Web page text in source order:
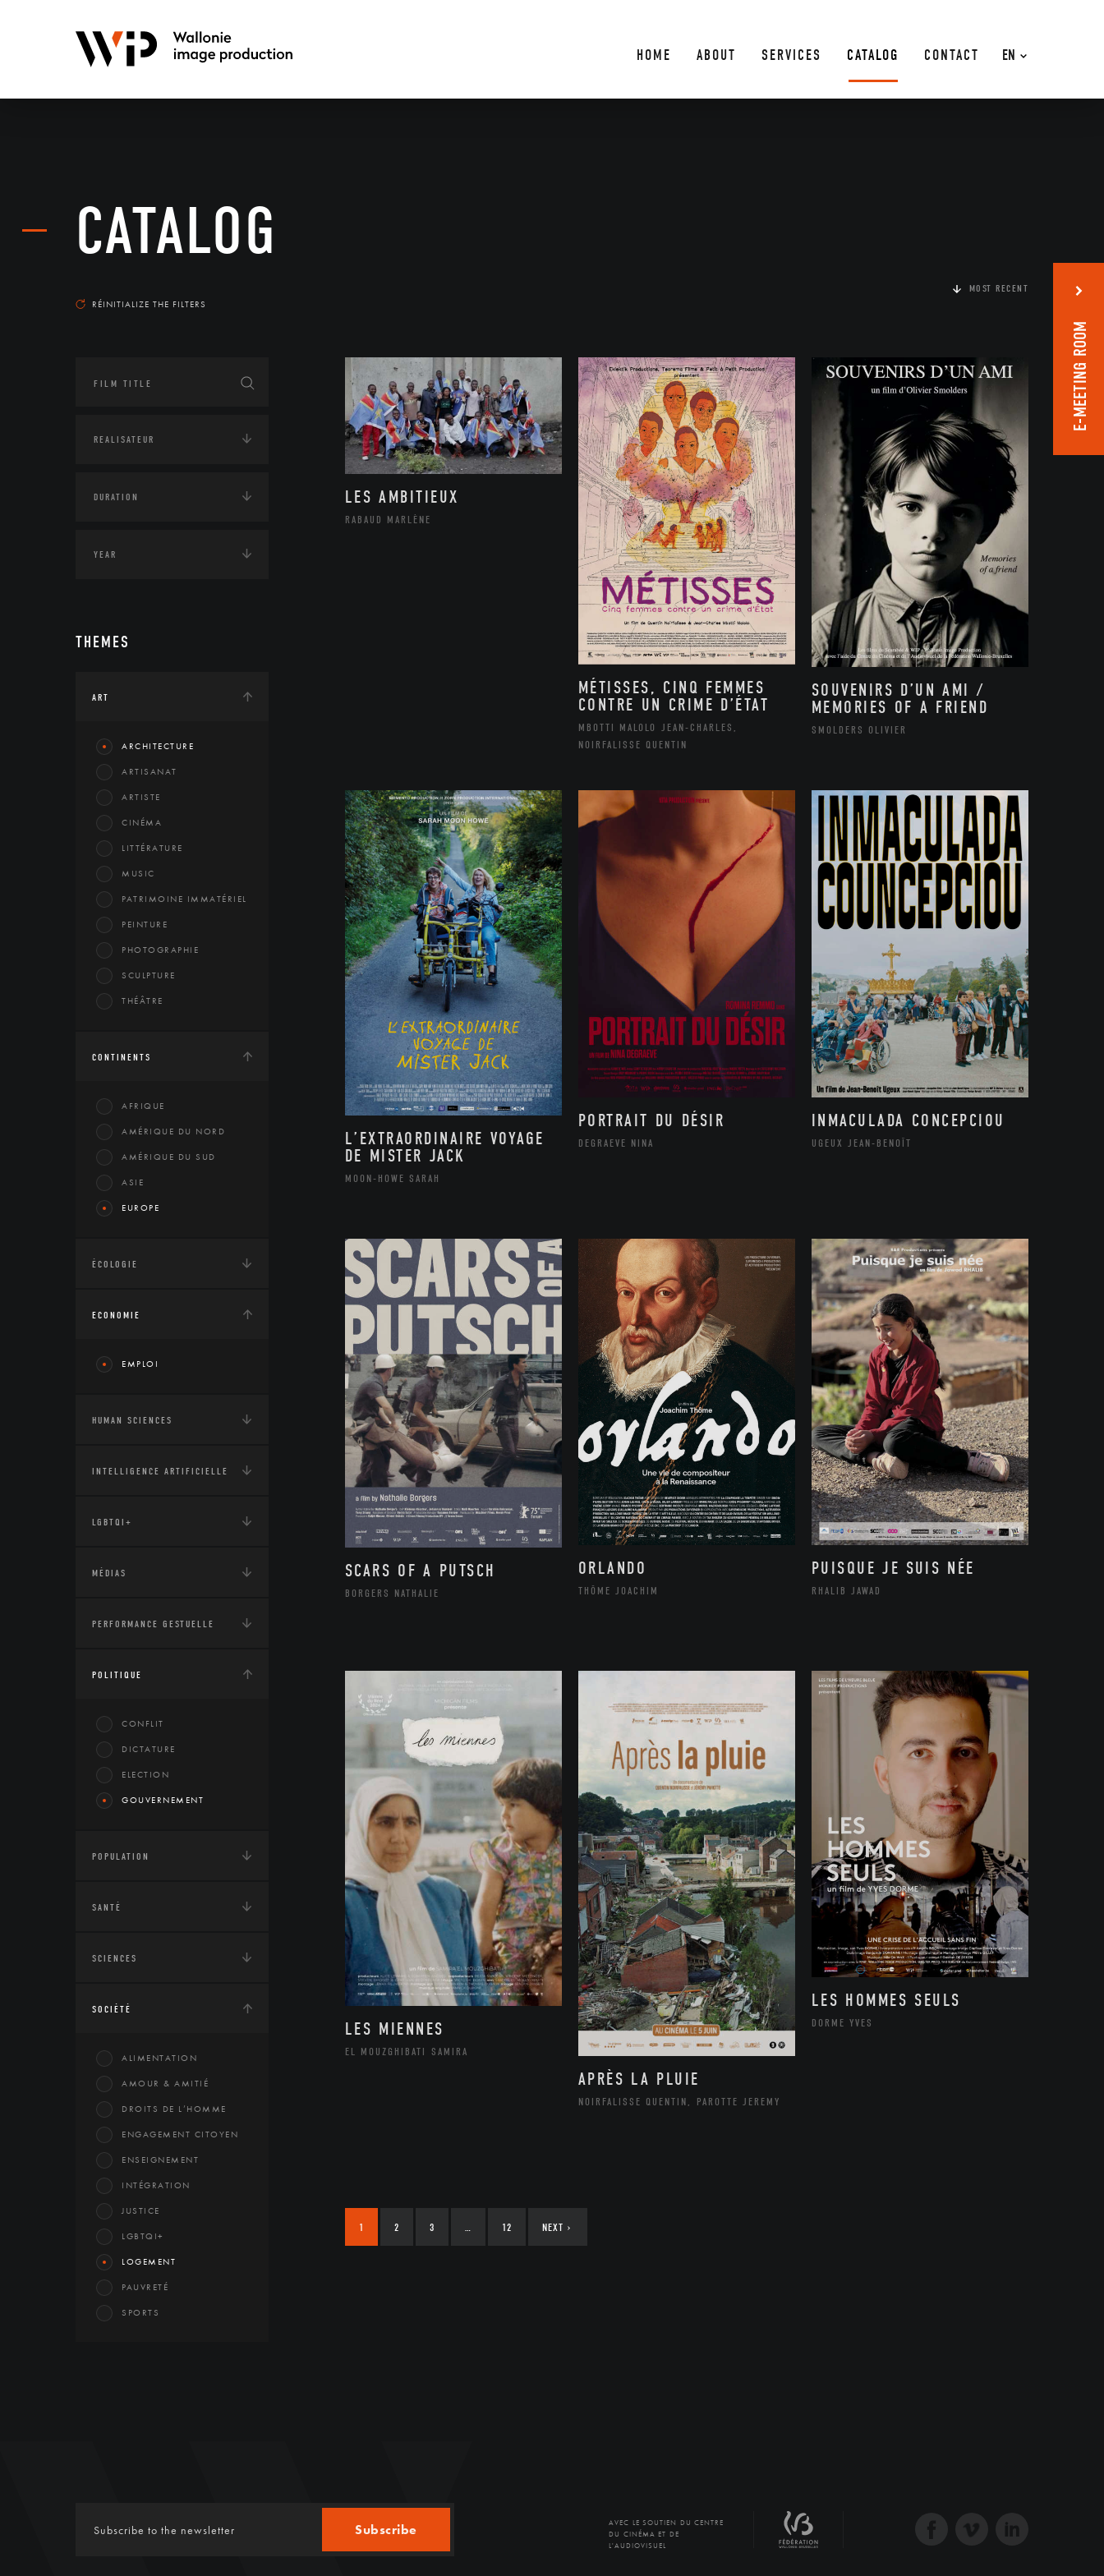
EN
HOME ABOUT SERVICES CATALOG CONTACT
CATALOG
RÉINITIALIZE THE FILTERS
THEMES
ART
ARCHITECTURE
ARTISANAT
ARTISTE
CINÉMA
LITTÉRATURE
MUSIC
PATRIMOINE IMMATÉRIEL
PEINTURE
PHOTOGRAPHIE
SCULPTURE
THÉÂTRE
CONTINENTS
AFRIQUE
AMÉRIQUE DU NORD
AMÉRIQUE DU SUD
ASIE
EUROPE
ÉCOLOGIE
ECONOMIE
EMPLOI
HUMAN SCIENCES
INTELLIGENCE ARTIFICIELLE
LGBTQI+
MÉDIAS
PERFORMANCE GESTUELLE
POLITIQUE
CONFLIT
DICTATURE
ELECTION
GOUVERNEMENT
POPULATION
SANTÉ
SCIENCES
SOCIÉTÉ
ALIMENTATION
AMOUR & AMITIÉ
DROITS DE L’HOMME
ENGAGEMENT CITOYEN
ENSEIGNEMENT
INTÉGRATION
JUSTICE
LGBTQI+
LOGEMENT
PAUVRETÉ
SPORTS
MOST RECENT
LES AMBITIEUX
RABAUD MARLÈNE
MÉTISSES, CINQ FEMMES
CONTRE UN CRIME D’ÉTAT
MBOTTI MALOLO JEAN-CHARLES,
NOIRFALISSE QUENTIN
SOUVENIRS D’UN AMI /
MEMORIES OF A FRIEND
SMOLDERS OLIVIER
L’EXTRAORDINAIRE VOYAGE
DE MISTER JACK
MOON-HOWE SARAH
PORTRAIT DU DÉSIR
DEGRAEVE NINA
INMACULADA CONCEPCIOU
UGEUX JEAN-BENOÎT
SCARS OF A PUTSCH
BORGERS NATHALIE
ORLANDO
THÔME JOACHIM
PUISQUE JE SUIS NÉE
RHALIB JAWAD
LES MIENNES
EL MOUZGHIBATI SAMIRA
APRÈS LA PLUIE
NOIRFALISSE QUENTIN, PAROTTE JEREMY
LES HOMMES SEULS
DORME YVES
1 2 3 12 NEXT ›
Subscribe
AVEC LE SOUTIEN DU CENTRE
DU CINÉMA ET DE
L'AUDIOVISUEL
E-MEETING ROOM